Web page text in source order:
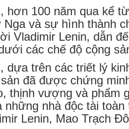
hơn 100 năm qua kể
Nga và sự hình thành
Vladimir Lenin, dẫn
các chế độ cộng
dựa trên các triết lý
đã được chứng
thịnh vượng và phẩm
những nhà độc tài
Lenin, Mao Trạch